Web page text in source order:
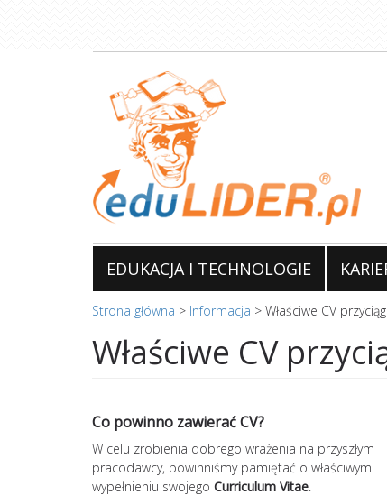
EDUKACJA I TECHNOLOGIE
Strona główna > Informacja > Właściwe CV
Właściwe CV
Co powinno zawierać CV?
W celu zrobienia dobrego wrażenia na przyszłym
pracodawcy, powinniśmy pamiętać o właściwym
wypełnieniu swojego Curriculum Vitae